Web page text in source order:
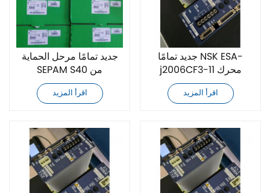
جديد تمامًا مرحل الحماية
SEPAM S40 من
Schneider
اقرأ المزيد
جديد تمامًا NSK ESA-
j2006CF3-11 محرك
سيرفو تيار متردد
اقرأ المزيد